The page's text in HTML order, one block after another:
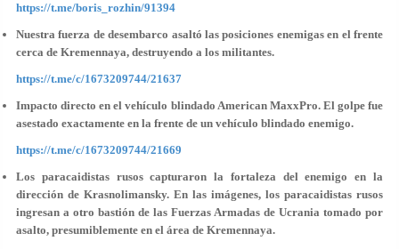
https://t.me/boris_rozhin/91394
Nuestra fuerza de desembarco asaltó las posiciones enemigas en el frente
cerca de Kremennaya, destruyendo a los militantes.
https://t.me/c/1673209744/21637
Impacto directo en el vehículo blindado American MaxxPro. El golpe fue
asestado exactamente en la frente de un vehículo blindado enemigo.
https://t.me/c/1673209744/21669
Los paracaidistas rusos capturaron la fortaleza del enemigo en la
dirección de Krasnolimansky. En las imágenes, los paracaidistas rusos
ingresan a otro bastión de las Fuerzas Armadas de Ucrania tomado por
asalto, presumiblemente en el área de Kremennaya.